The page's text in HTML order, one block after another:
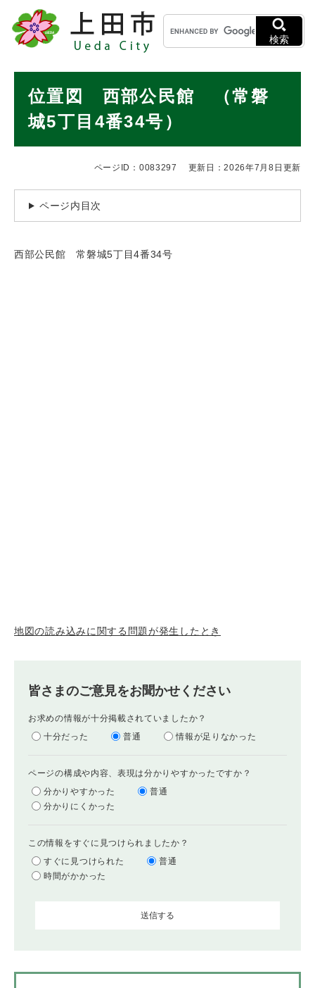
メニューを飛ばして本文へ
キ
ー
ワ
検
検索
位置図 西部公民館 （常磐
城5丁目4番34号）
ページID：0083297 更新日：2026年7月8日更新
ページ内目次
西部公民館 常磐城5丁目4番34号
地図の読み込みに関する問題が発生したとき
皆さまのご意見をお聞かせください
お求めの情報が十分掲載されていましたか？
十分だった
普通 情報が足りなかった
ページの構成や内容、表現は分かりやすかったですか？
分かりやすかった
普通
分かりにくかった
この情報をすぐに見つけられましたか？
すぐに見つけられた
普通
時間がかかった